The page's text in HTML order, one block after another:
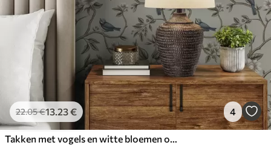
22.05€13.23€ 4
Takken met vogels en witte bloemen op een delicate achtergrond